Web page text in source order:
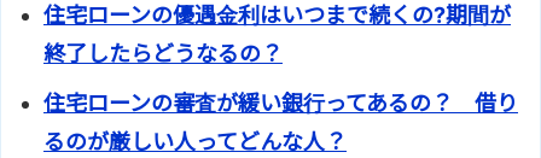
住宅ローンの優遇金利はいつまで続くの?期間が
終了したらどうなるの？
住宅ローンの審査が緩い銀行ってあるの？ 借り
るのが厳しい人ってどんな人？